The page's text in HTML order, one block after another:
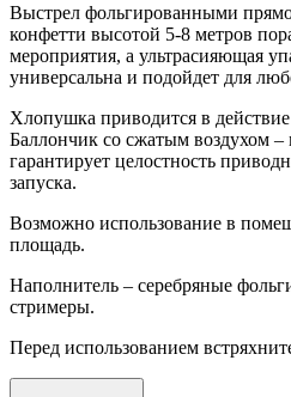
Выстрел фольгированными
конфетти высотой 5-8 метров
мероприятия, а ультрасияющая
универсальна и подойдет для
Хлопушка приводится в
Баллончик со сжатым воздухом –
гарантирует целостность
запуска.
Возможно использование в
площадь.
Наполнитель – серебряные
стримеры.
Перед использованием